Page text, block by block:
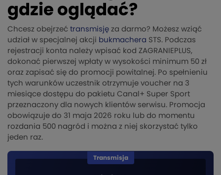
gdzie oglądać?
Chcesz obejrzeć transmisję za darmo? Możesz wziąć
udział w specjalnej akcji bukmachera STS. Podczas
rejestracji konta należy wpisać kod ZAGRANIEPLUS,
dokonać pierwszej wpłaty w wysokości minimum 50 zł
oraz zapisać się do promocji powitalnej. Po spełnieniu
tych warunków uczestnik otrzymuje voucher na 3
miesiące dostępu do pakietu Canal+ Super Sport
przeznaczony dla nowych klientów serwisu. Promocja
obowiązuje do 31 maja 2026 roku lub do momentu
rozdania 500 nagród i można z niej skorzystać tylko
jeden raz.
Transmisja